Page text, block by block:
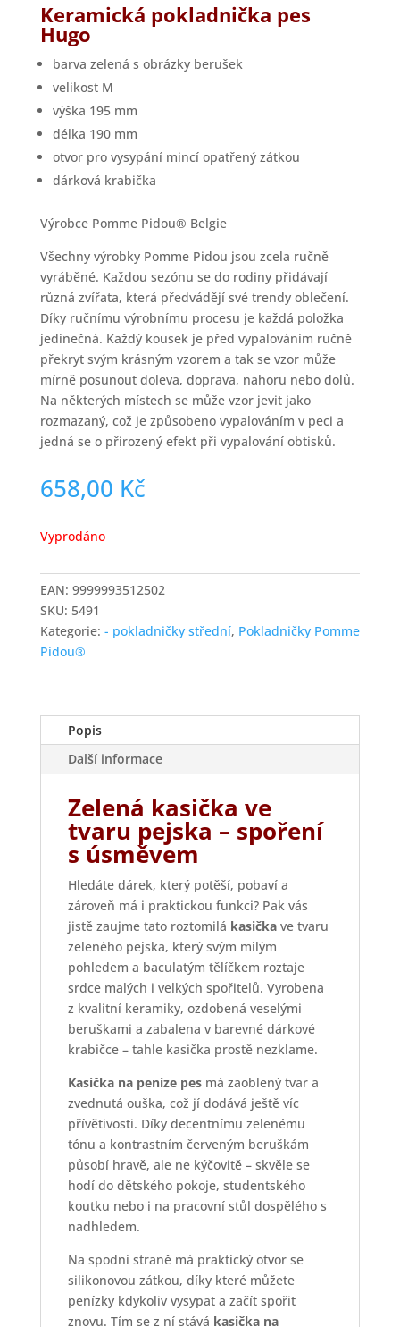
Keramická pokladnička pes
Hugo
barva zelená s obrázky berušek
velikost M
výška 195 mm
délka 190 mm
otvor pro vysypání mincí opatřený zátkou
dárková krabička
Výrobce Pomme Pidou® Belgie
Všechny výrobky Pomme Pidou jsou zcela ručně
vyráběné. Každou sezónu se do rodiny přidávají
různá zvířata, která předvádějí své trendy oblečení.
Díky ručnímu výrobnímu procesu je každá položka
jedinečná. Každý kousek je před vypalováním ručně
překryt svým krásným vzorem a tak se vzor může
mírně posunout doleva, doprava, nahoru nebo dolů.
Na některých místech se může vzor jevit jako
rozmazaný, což je způsobeno vypalováním v peci a
jedná se o přirozený efekt při vypalování obtisků.
658,00 Kč
Vyprodáno
EAN: 9999993512502
SKU: 5491
Kategorie: - pokladničky střední, Pokladničky Pomme
Pidou®
Popis
Další informace
Zelená kasička ve
tvaru pejska – spoření
s úsměvem
Hledáte dárek, který potěší, pobaví a
zároveň má i praktickou funkci? Pak vás
jistě zaujme tato roztomilá kasičkave tvaru
zeleného pejska, který svým milým
pohledem a baculatým tělíčkem roztaje
srdce malých i velkých spořitelů. Vyrobena
z kvalitní keramiky, ozdobená veselými
beruškami a zabalena v barevné dárkové
krabičce – tahle kasička prostě nezklame.
Kasička na peníze pesmá zaoblený tvar a
zvednutá ouška, což jí dodává ještě víc
přívětivosti. Díky decentnímu zelenému
tónu a kontrastním červeným beruškám
působí hravě, ale ne kýčovitě – skvěle se
hodí do dětského pokoje, studentského
koutku nebo i na pracovní stůl dospělého s
nadhledem.
Na spodní straně má praktický otvor se
silikonovou zátkou, díky které můžete
penízky kdykoliv vysypat a začít spořit
znovu. Tím se z ní stává kasička na